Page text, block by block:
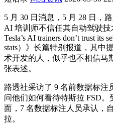
5 月 30 日消息，5 月 28 日，
AI 培训师不信任其自动驾驶
Tesla’s AI trainers don’t trust its
stats）》长篇特别报道，其中
术开发的人，似乎也不相信马
张表述。
路透社采访了 9 名前数据标注
问他们如何看待特斯拉 FSD
面，7 名数据标注人员承认，
拉。